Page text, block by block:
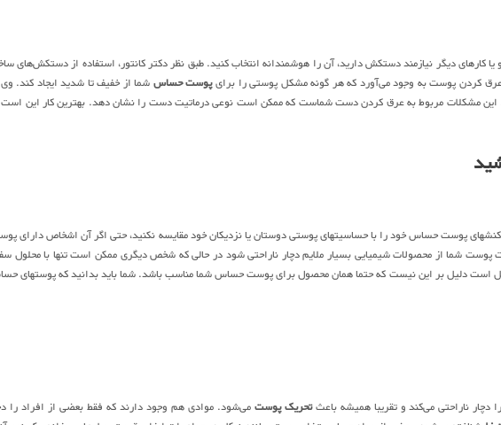
دیگر نیازمند دستکش دارید، آن را هوشمندانه انتخاب کنید. طبق نظر دکتر کانتور، استفاده از دستکش‌های
عرق کردن پوست به وجود می‌آورد که هر گونه مشکل پوستی را برایپوست حساسشما از خفیف تا شدید ایجاد کند.
این مشکلات مربوط به عرق کردن دست شماست که ممکن است نوعی درماتیت دست را نشان دهد. بهترین کار این
پوست حساس خود را با حساسیتهای پوستی دوستان یا نزدیکان خود مقایسه نکنید، حتی اگر آن اشخاص دارای
شما از محصولات شیمیایی بسیار ملایم دچار ناراحتی شود در حالی که شخص دیگری ممکن است تنها با محلول
دلیل بر این نیست که حتما همان محصول برای پوست حساس شما مناسب باشد. شما باید بدانید که پوستهای
ناراحتی می‌کند و تقریبا همیشه باعثتحریک پوستمی‌شود. موادی هم وجود دارند که فقط بعضی از افراد را